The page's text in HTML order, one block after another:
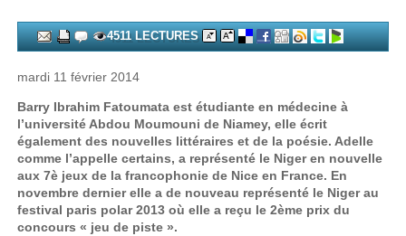
4511 LECTURES
mardi 11 février 2014
Barry Ibrahim Fatoumata est étudiante en médecine à
l’université Abdou Moumouni de Niamey, elle écrit
également des nouvelles littéraires et de la poésie. Adelle
comme l’appelle certains, a représenté le Niger en nouvelle
aux 7è jeux de la francophonie de Nice en France. En
novembre dernier elle a de nouveau représenté le Niger au
festival paris polar 2013 où elle a reçu le 2ème prix du
concours « jeu de piste ».